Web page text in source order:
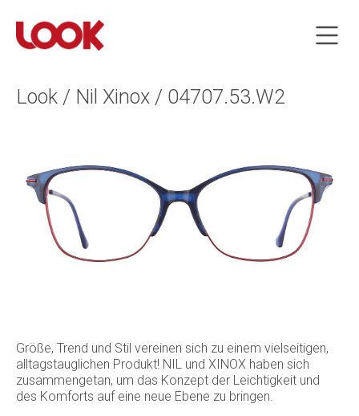
Look / Nil Xinox / 04707.53.W2
Größe, Trend und Stil vereinen sich zu einem vielseitigen,
alltagstauglichen Produkt! NIL und XINOX haben sich
zusammengetan, um das Konzept der Leichtigkeit und
des Komforts auf eine neue Ebene zu bringen.